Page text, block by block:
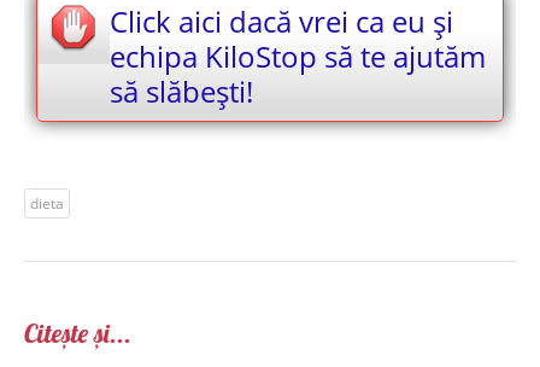
Click aici dacă vrei ca eu și
echipa KiloStop să te ajutăm
să slăbești!
dieta
Citește și...